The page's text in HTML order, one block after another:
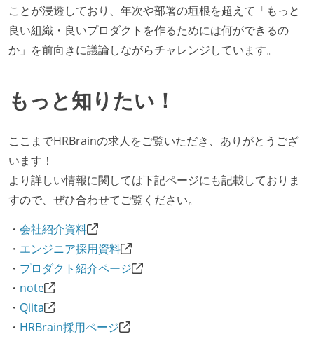
コード品質向上のための取り組み
本番にデプロイされるコードには、全てコードレビュ
ーまたはペアプログラミングを実施している
観をメンバー全員が共有しており、日常的に実施して
いる
提出されたコードには自動的にリグレッションテスト
が実行される環境が構築されている
テストの実施度
ほとんどの機能に受け入れテストを記述、実施してい
る
機能の実装と同時にテストコードを記述している
アジャイル実践状況
1ヶ月以下の短い期間でのイテレーション開発を実践
している
ことが浸透しており、年次や部署の垣根を超えて「もっと
良い組織・良いプロダクトを作るためには何ができるの
か」を前向きに議論しながらチャレンジしています。
もっと知りたい！
ここまでHRBrainの求人をご覧いただき、ありがとうござ
います！
より詳しい情報に関しては下記ページにも記載しておりま
すので、ぜひ合わせてご覧ください。
・ 会社紹介資料
・ エンジニア採用資料
・ プロダクト紹介ページ
・ note
・ Qiita
・ HRBrain採用ページ